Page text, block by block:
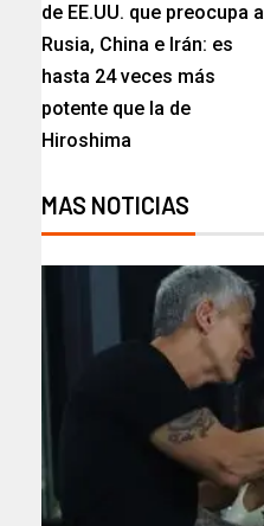
de EE.UU. que preocupa a
Rusia, China e Irán: es
hasta 24 veces más
potente que la de
Hiroshima
MAS NOTICIAS